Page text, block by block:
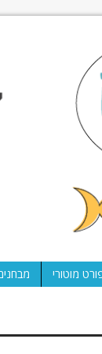
מוטורי